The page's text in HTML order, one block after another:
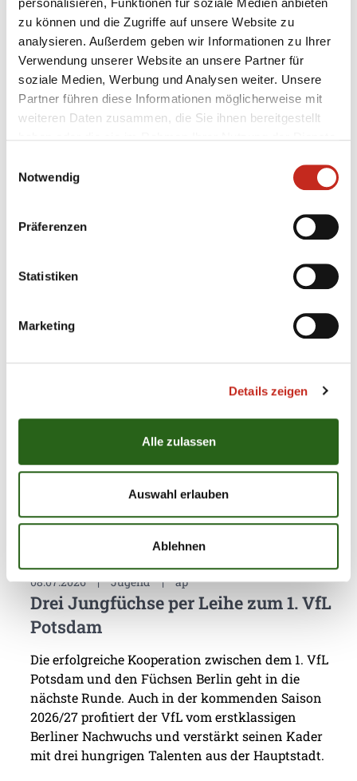
zu können und die Zugriffe auf unsere Website zu
analysieren. Außerdem geben wir Informationen zu Ihrer
Verwendung unserer Website an unsere Partner für
soziale Medien, Werbung und Analysen weiter. Unsere
Partner führen diese Informationen möglicherweise mit
weiteren Daten zusammen, die Sie ihnen bereitgestellt
Notwendig
Präferenzen
Statistiken
Marketing
Details zeigen
Alle zulassen
Auswahl erlauben
Ablehnen
Füchse Berlin- Telekom Veszprem - Fr., 17.01. - 18:30
Uhr
Weitere News
31.07.2026
Füchse Town
Für die Füchse Berlin hat die eigene
Nachwuchsarbeit stets eine sehr hohe Priorität.
Dass mit Chrischa Hannawald ein hervorragender
Partner für Jugendförderung gefunden wurde,
macht den Hauptstadt-Club umso glücklicher. Nun
in Füchse Town.
08.07.2026 | Jugend | ap
Drei Jungfüchse per Leihe zum 1. VfL
Potsdam
Die erfolgreiche Kooperation zwischen dem 1. VfL
Potsdam und den Füchsen Berlin geht in die
nächste Runde. Auch in der kommenden Saison
2026/27 profitiert der VfL vom erstklassigen
Berliner Nachwuchs und verstärkt seinen Kader
mit drei hungrigen Talenten aus der Hauptstadt.